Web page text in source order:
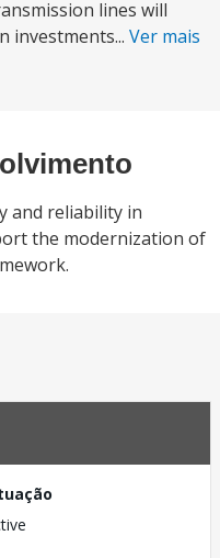
lines will
investments... Ver mais
and reliability in
the modernization of